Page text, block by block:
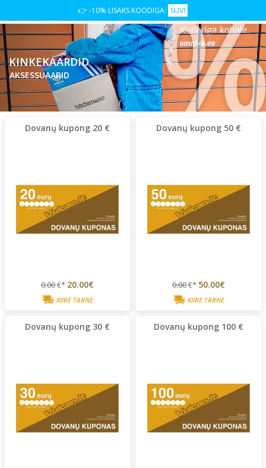
👉 -10% LISAKS KOODIGA: SUVI
KINKEKAARDID
AKSESSUAARID
Dovanų kupong 20 €
0.00€* 20.00€
KIIRE TARNE
Dovanų kupong 50 €
0.00€* 50.00€
KIIRE TARNE
Dovanų kupong 30 € Dovanų kupong 100 €